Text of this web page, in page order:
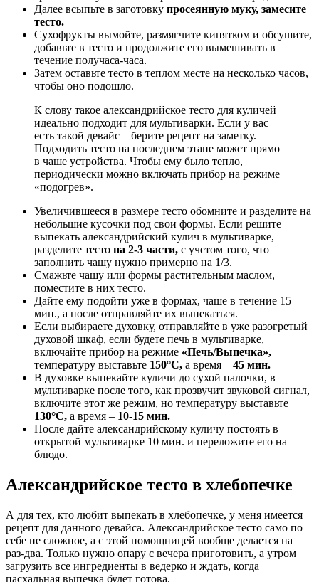
Далее всыпьте в заготовку просеянную муку, замесите
тесто.
Сухофрукты вымойте, размягчите кипятком и обсушите,
добавьте в тесто и продолжите его вымешивать в
течение получаса-часа.
Затем оставьте тесто в теплом месте на несколько часов,
чтобы оно подошло.
К слову такое александрийское тесто для куличей
идеально подходит для мультиварки. Если у вас
есть такой девайс – берите рецепт на заметку.
Подходить тесто на последнем этапе может прямо
в чаше устройства. Чтобы ему было тепло,
периодически можно включать прибор на режиме
«подогрев».
Увеличившееся в размере тесто обомните и разделите на
небольшие кусочки под свои формы. Если решите
выпекать александрийский кулич в мультиварке,
разделите тесто на 2-3 части, с учетом того, что
заполнить чашу нужно примерно на 1/3.
Смажьте чашу или формы растительным маслом,
поместите в них тесто.
Дайте ему подойти уже в формах, чаше в течение 15
мин., а после отправляйте их выпекаться.
Если выбираете духовку, отправляйте в уже разогретый
духовой шкаф, если будете печь в мультиварке,
включайте прибор на режиме «Печь/Выпечка»,
температуру выставьте 150°C, а время – 45 мин.
В духовке выпекайте куличи до сухой палочки, в
мультиварке после того, как прозвучит звуковой сигнал,
включите этот же режим, но температуру выставьте
130°C, а время – 10-15 мин.
После дайте александрийскому куличу постоять в
открытой мультиварке 10 мин. и переложите его на
блюдо.
Александрийское тесто в хлебопечке
А для тех, кто любит выпекать в хлебопечке, у меня имеется
рецепт для данного девайса. Александрийское тесто само по
себе не сложное, а с этой помощницей вообще делается на
раз-два. Только нужно опару с вечера приготовить, а утром
загрузить все ингредиенты в ведерко и ждать, когда
пасхальная выпечка будет готова.